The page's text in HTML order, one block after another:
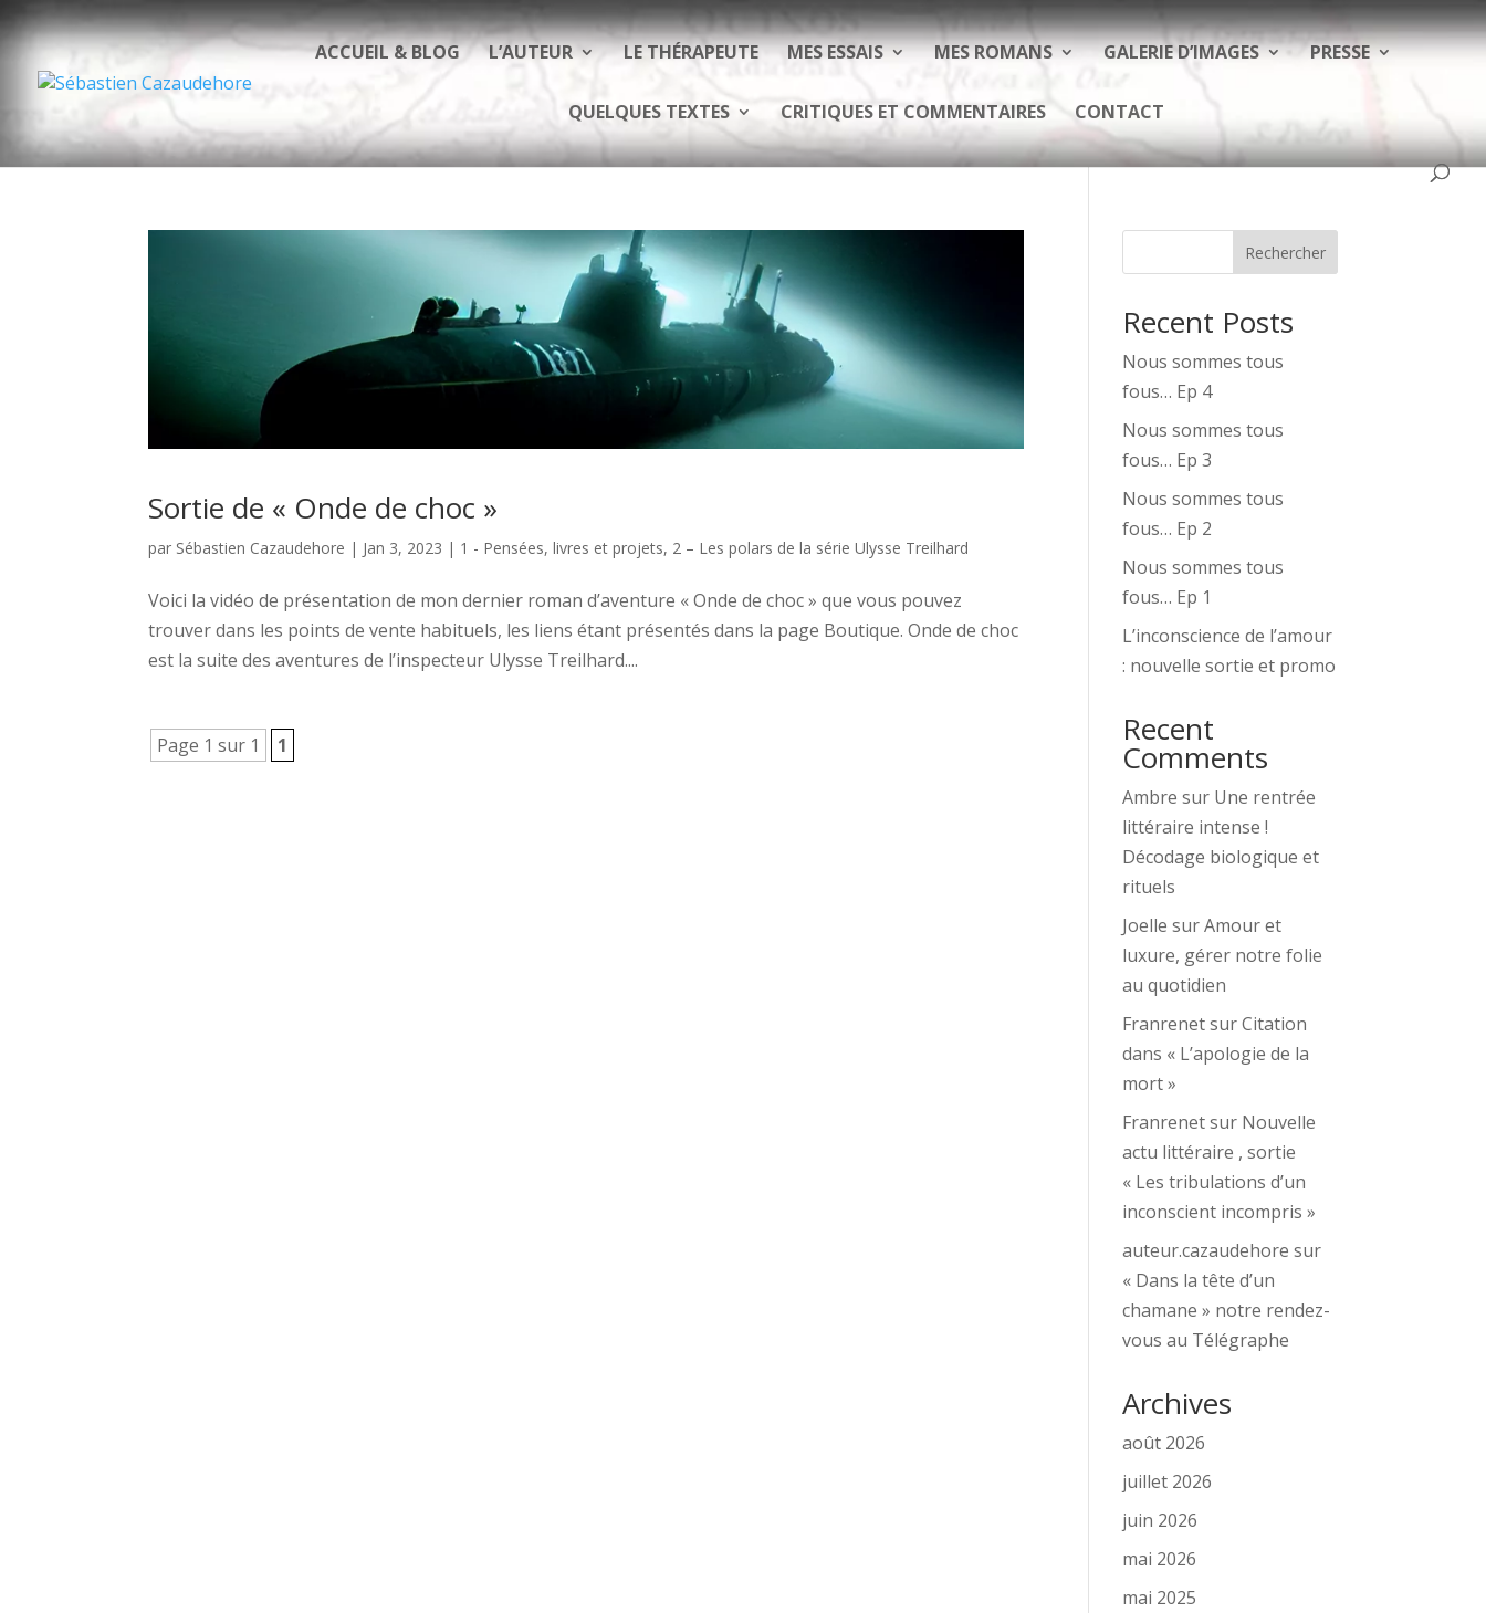
ACCUEIL & BLOG L’AUTEUR LE THÉRAPEUTE MES ESSAIS MES ROMANS GALERIE D’IMAGES PRESSE
QUELQUES TEXTES CRITIQUES ET COMMENTAIRES CONTACT
Sortie de « Onde de choc »
par Sébastien Cazaudehore | Jan 3, 2023 | 1 - Pensées, livres et projets, 2 – Les polars de la série Ulysse Treilhard
Voici la vidéo de présentation de mon dernier roman d’aventure « Onde de choc » que vous pouvez
trouver dans les points de vente habituels, les liens étant présentés dans la page Boutique. Onde de choc
est la suite des aventures de l’inspecteur Ulysse Treilhard....
Page 1 sur 1 1
Rechercher
Recent Posts
Nous sommes tous
fous… Ep 4
Nous sommes tous
fous… Ep 3
Nous sommes tous
fous… Ep 2
Nous sommes tous
fous… Ep 1
L’inconscience de l’amour
: nouvelle sortie et promo
Recent
Comments
Ambre sur Une rentrée
littéraire intense !
Décodage biologique et
rituels
Joelle surAmour et
luxure, gérer notre folie
au quotidien
FranrenetsurCitation
dans « L’apologie de la
mort »
Franrenetsur Nouvelle
actu littéraire , sortie
« Les tribulations d’un
inconscient incompris »
auteur.cazaudehore sur
« Dans la tête d’un
chamane » notre rendez-
vous au Télégraphe
Archives
août 2026
juillet 2026
juin 2026
mai 2026
mai 2025